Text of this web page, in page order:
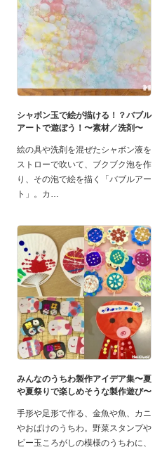
シャボン玉で絵が描ける！？バブル
アートで遊ぼう！〜素材／洗剤〜
絵の具や洗剤を混ぜたシャボン液を
ストローで吹いて、ブクブク泡を作
り、その泡で絵を描く「バブルアー
ト」。カ
みんなのうちわ製作アイデア集〜夏
や夏祭りで楽しめそうな製作遊び〜
手形や足形で作る、金魚や魚、カニ
やおばけのうちわ。野菜スタンプや
ビー玉ころがしの模様のうちわに、